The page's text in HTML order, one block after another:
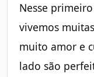
Nesse
vivemos
muito amor e
lado são